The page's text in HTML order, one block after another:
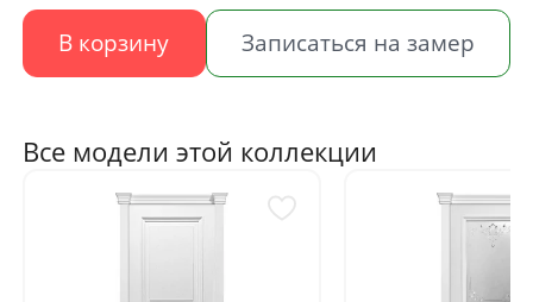
В корзину
Записаться на замер
Все модели этой коллекции